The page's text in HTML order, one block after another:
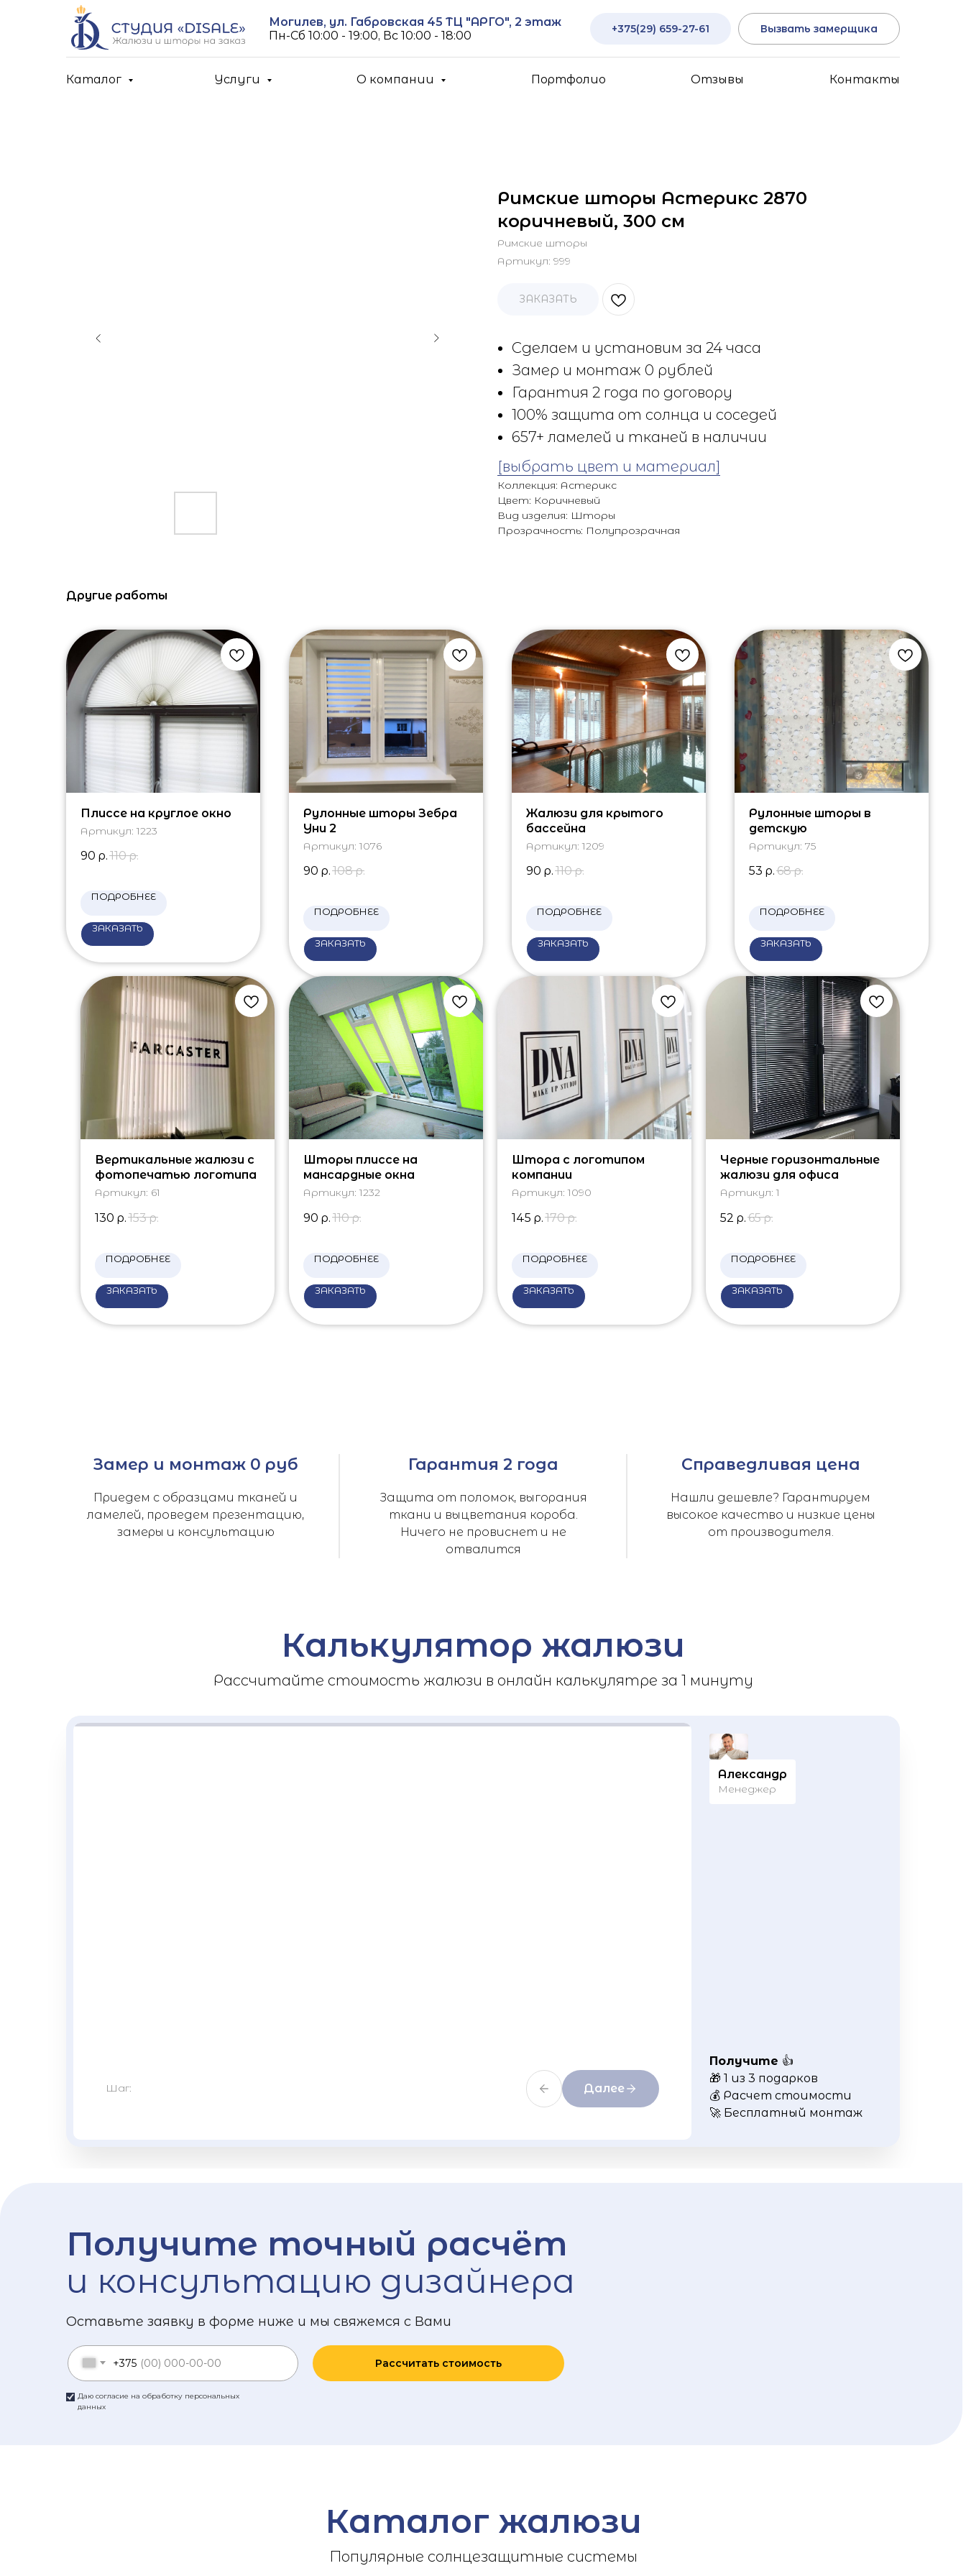
Могилев, ул. Габровская 45 ТЦ "АРГО", 2 этаж
Пн-Cб 10:00 - 19:00, Вс 10:00 - 18:00
+375(29) 659-27-61 Вызвать замерщика
Каталог Услуги О компании Портфолио Отзывы Контакты
Римские шторы Астерикс 2870
коричневый, 300 см
Римские шторы
Артикул: 999
ЗАКАЗАТЬ
Сделаем и установим за 24 часа
Замер и монтаж 0 рублей
Гарантия 2 года по договору
100% защита от солнца и соседей
657+ ламелей и тканей в наличии
[выбрать цвет и материал]
Коллекция: Астерикс
Цвет: Коричневый
Вид изделия: Шторы
Прозрачность: Полупрозрачная
Другие работы
Плиссе на круглое окно
Артикул: 1223
90 р. 110 р.
ПОДРОБНЕЕ
ЗАКАЗАТЬ
Рулонные шторы Зебра
Уни 2
Артикул: 1076
90 р. 108 р.
ПОДРОБНЕЕ
ЗАКАЗАТЬ
Жалюзи для крытого
бассейна
Артикул: 1209
90 р. 110 р.
ПОДРОБНЕЕ
ЗАКАЗАТЬ
Рулонные шторы в
детскую
Артикул: 75
53 р. 68 р.
ПОДРОБНЕЕ
ЗАКАЗАТЬ
Вертикальные жалюзи с
фотопечатью логотипа
Артикул: 61
130 р. 153 р.
ПОДРОБНЕЕ
ЗАКАЗАТЬ
Шторы плиссе на
мансардные окна
Артикул: 1232
90 р. 110 р.
ПОДРОБНЕЕ
ЗАКАЗАТЬ
Штора с логотипом
компании
Артикул: 1090
145 р. 170 р.
ПОДРОБНЕЕ
ЗАКАЗАТЬ
Черные горизонтальные
жалюзи для офиса
Артикул: 1
52 р. 65 р.
ПОДРОБНЕЕ
ЗАКАЗАТЬ
Замер и монтаж 0 руб
Приедем с образцами тканей и
ламелей, проведем презентацию,
замеры и консультацию
Гарантия 2 года
Защита от поломок, выгорания
ткани и выцветания короба.
Ничего не провиснет и не
отвалится
Справедливая цена
Нашли дешевле? Гарантируем
высокое качество и низкие цены
от производителя.
Калькулятор жалюзи
Рассчитайте стоимость жалюзи в онлайн калькулятре за 1 минуту
Александр
Менеджер
Получите 👍
🎁 1 из 3 подарков
💰 Расчет стоимости
🚀 Бесплатный монтаж
Шаг: Далее
Получите точный расчёт
и консультацию дизайнера
Оставьте заявку в форме ниже и мы свяжемся с Вами
Даю согласие на обработку персональных
данных
+375 Рассчитать стоимость
Каталог жалюзи
Популярные солнцезащитные системы